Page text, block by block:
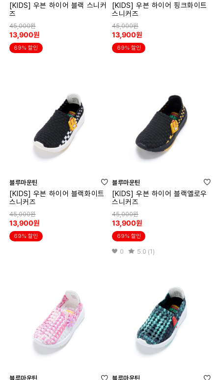
[KIDS] 우븐 하이어 블랙 스니커
즈
45,000원
13,900원
69% 할인
[KIDS] 우븐 하이어 핑크화이트
스니커즈
45,000원
13,900원
69% 할인
블루마운틴
[KIDS] 우븐 하이어 블랙화이트
스니커즈
45,000원
13,900원
69% 할인
블루마운틴
[KIDS] 우븐 하이어 블랙옐로우
스니커즈
45,000원
13,900원
69% 할인
0 5.0 (1)
블루마운틴 블루마운틴